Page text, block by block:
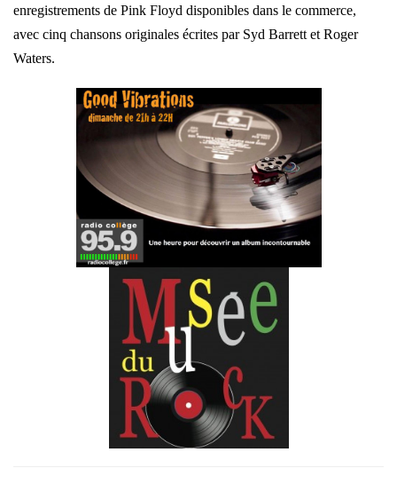
enregistrements de Pink Floyd disponibles dans le commerce,
avec cinq chansons originales écrites par Syd Barrett et Roger
Waters.